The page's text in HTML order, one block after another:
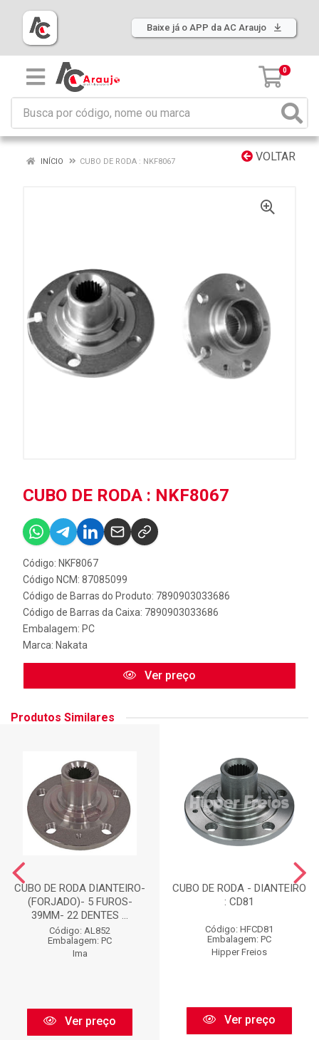
Baixe já o APP da AC Araujo
0
VOLTAR
INÍCIO CUBO DE RODA : NKF8067
CUBO DE RODA : NKF8067
Código: NKF8067
Código NCM: 87085099
Código de Barras do Produto: 7890903033686
Código de Barras da Caixa: 7890903033686
Embalagem: PC
Marca: Nakata
Ver preço
Produtos Similares
CUBO DE RODA DIANTEIRO-
(FORJADO)- 5 FUROS-
39MM- 22 DENTES ...
Código: AL852
Embalagem: PC
Ima
Ver preço
CUBO DE RODA - DIANTEIRO
: CD81
Código: HFCD81
Embalagem: PC
Hipper Freios
Ver preço